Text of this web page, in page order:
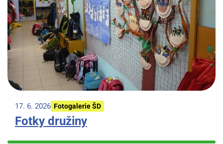
17. 6. 2026 Fotogalerie ŠD
Fotky družiny